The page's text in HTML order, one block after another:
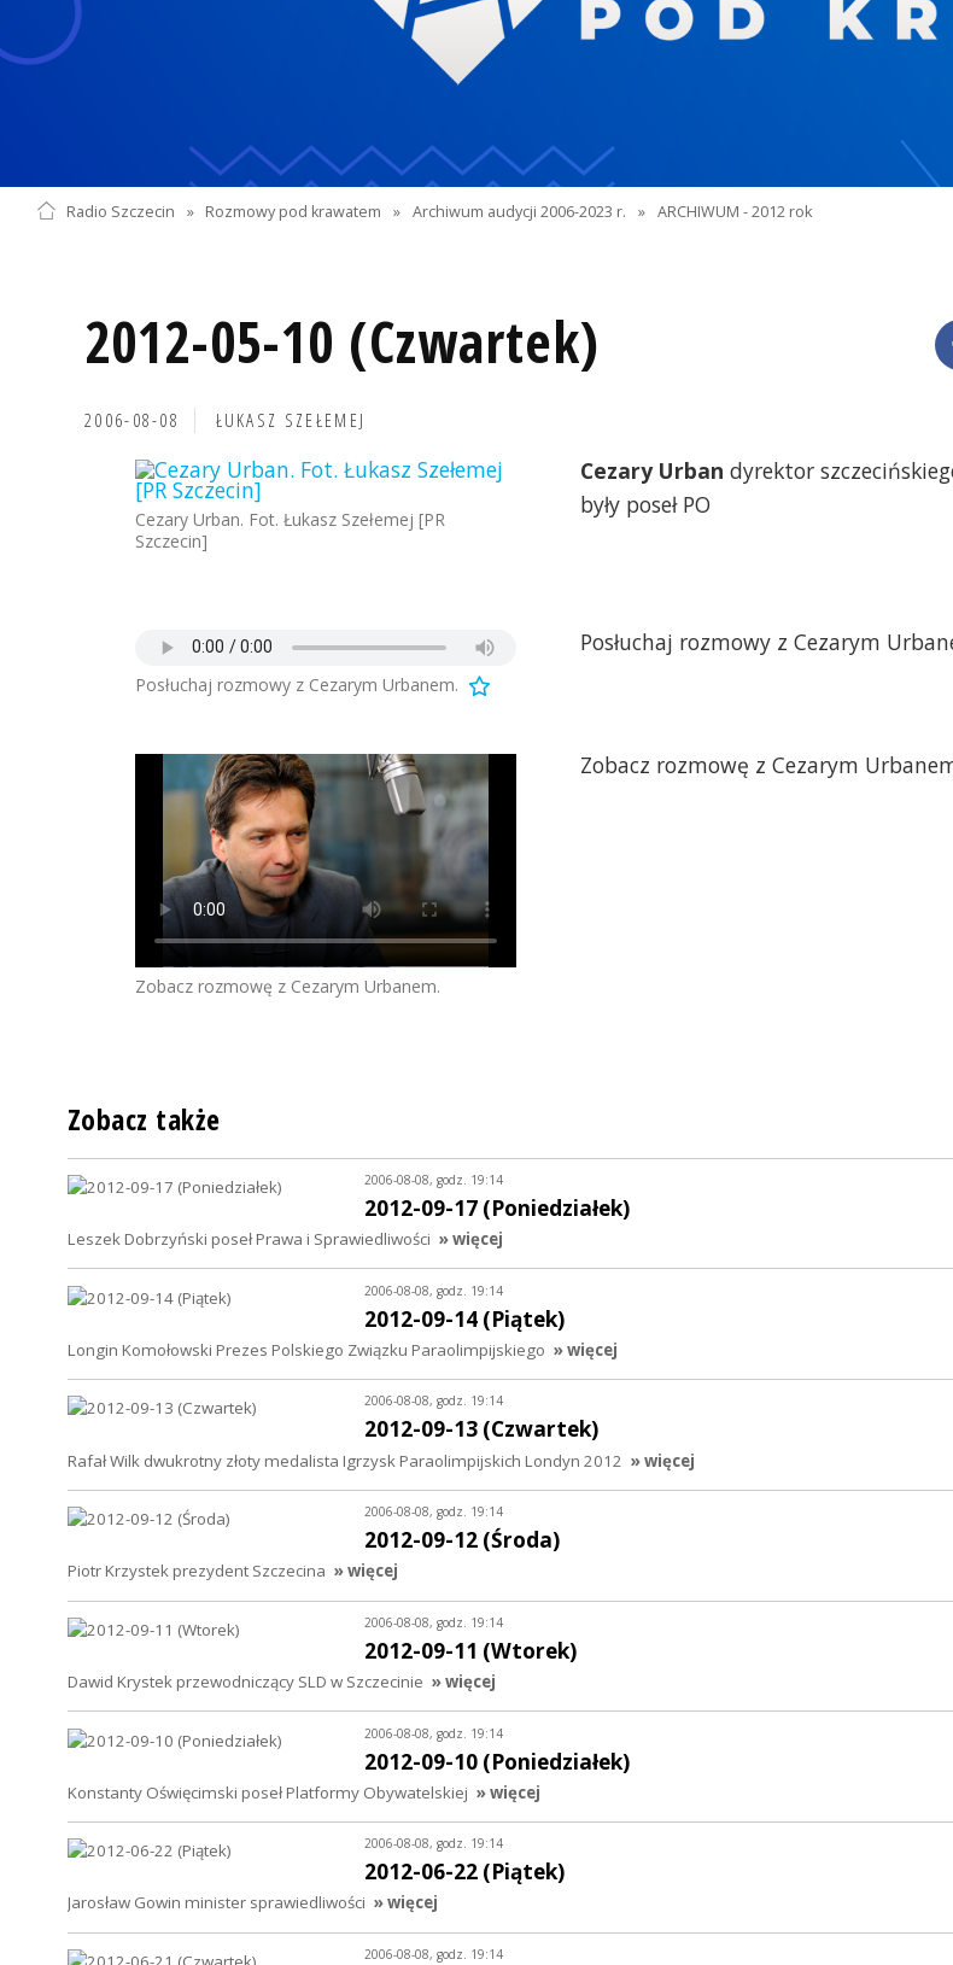
Radio Szczecin » Rozmowy pod krawatem » Archiwum audycji 2006-2023 r. » ARCHIWUM - 2012 rok
2012-05-10 (Czwartek)
2006-08-08 ŁUKASZ SZEŁEMEJ
Cezary Urban. Fot. Łukasz Szełemej [PR
Szczecin]
Cezary Urban dyrektor
były poseł PO
Posłuchaj rozmowy z Cezarym Urbanem.
Posłuchaj rozmowy z Cezarym
Zobacz rozmowę z Cezarym Urbanem.
Zobacz rozmowę z Cezarym
Zobacz także
2006-08-08, godz. 19:14
2012-09-17 (Poniedziałek)
Leszek Dobrzyński poseł Prawa i Sprawiedliwości » więcej
2006-08-08, godz. 19:14
2012-09-14 (Piątek)
Longin Komołowski Prezes Polskiego Związku Paraolimpijskiego » więcej
2006-08-08, godz. 19:14
2012-09-13 (Czwartek)
Rafał Wilk dwukrotny złoty medalista Igrzysk Paraolimpijskich Londyn 2012 » więcej
2006-08-08, godz. 19:14
2012-09-12 (Środa)
Piotr Krzystek prezydent Szczecina » więcej
2006-08-08, godz. 19:14
2012-09-11 (Wtorek)
Dawid Krystek przewodniczący SLD w Szczecinie » więcej
2006-08-08, godz. 19:14
2012-09-10 (Poniedziałek)
Konstanty Oświęcimski poseł Platformy Obywatelskiej » więcej
2006-08-08, godz. 19:14
2012-06-22 (Piątek)
Jarosław Gowin minister sprawiedliwości » więcej
2006-08-08, godz. 19:14